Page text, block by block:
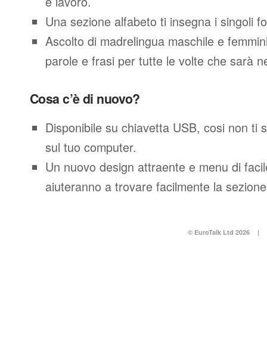
Una sezione alfabeto ti insegna i singoli
Ascolto di madrelingua maschile e
parole e frasi per tutte le volte che sarà
Cosa c’è di nuovo?
Disponibile su chiavetta USB, cosi non ti
sul tuo computer.
Un nuovo design attraente e menu di
aiuteranno a trovare facilmente la
© EuroTalk Ltd 2026 |